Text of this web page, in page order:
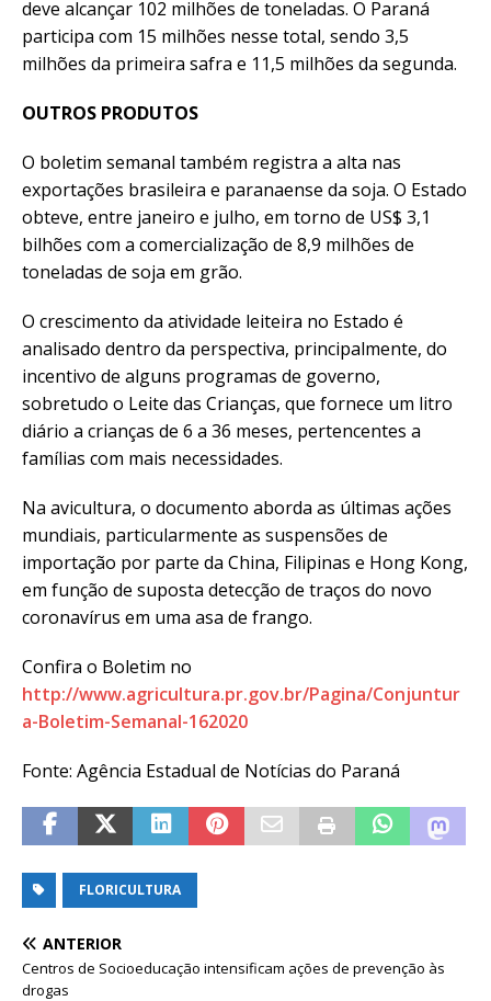
deve alcançar 102 milhões de toneladas. O Paraná
participa com 15 milhões nesse total, sendo 3,5
milhões da primeira safra e 11,5 milhões da segunda.
OUTROS PRODUTOS
O boletim semanal também registra a alta nas
exportações brasileira e paranaense da soja. O Estado
obteve, entre janeiro e julho, em torno de US$ 3,1
bilhões com a comercialização de 8,9 milhões de
toneladas de soja em grão.
O crescimento da atividade leiteira no Estado é
analisado dentro da perspectiva, principalmente, do
incentivo de alguns programas de governo,
sobretudo o Leite das Crianças, que fornece um litro
diário a crianças de 6 a 36 meses, pertencentes a
famílias com mais necessidades.
Na avicultura, o documento aborda as últimas ações
mundiais, particularmente as suspensões de
importação por parte da China, Filipinas e Hong Kong,
em função de suposta detecção de traços do novo
coronavírus em uma asa de frango.
Confira o Boletim no
http://www.agricultura.pr.gov.br/Pagina/Conjuntur
a-Boletim-Semanal-162020
Fonte: Agência Estadual de Notícias do Paraná
FLORICULTURA
ANTERIOR
Centros de Socioeducação intensificam ações de prevenção às
drogas